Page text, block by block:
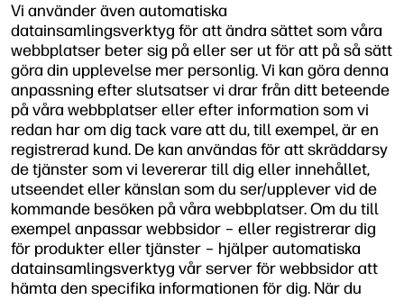
Vi använder även automatiska
datainsamlingsverktyg för att ändra sättet som våra
webbplatser beter sig på eller ser ut för att på så sätt
göra din upplevelse mer personlig. Vi kan göra denna
anpassning efter slutsatser vi drar från ditt beteende
på våra webbplatser eller efter information som vi
redan har om dig tack vare att du, till exempel, är en
registrerad kund. De kan användas för att skräddarsy
de tjänster som vi levererar till dig eller innehållet,
utseendet eller känslan som du ser/upplever vid de
kommande besöken på våra webbplatser. Om du till
exempel anpassar webbsidor – eller registrerar dig
för produkter eller tjänster – hjälper automatiska
datainsamlingsverktyg vår server för webbsidor att
hämta den specifika informationen för dig. När du